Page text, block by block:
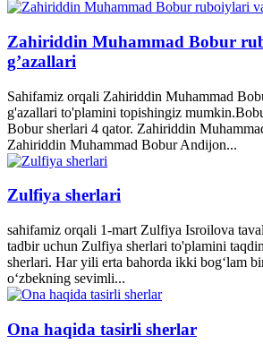
Zahiriddin Muhammad Bobur
g’azallari
Sahifamiz orqali Zahiriddin Muhammad
g'azallari to'plamini topishingiz
Bobur sherlari 4 qator. Zahiriddin
Zahiriddin Muhammad Bobur Andijon...
Zulfiya sherlari
sahifamiz orqali 1-mart Zulfiya Isroilova
tadbir uchun Zulfiya sherlari to'plamini
sherlari. Har yili erta bahorda ikki bogʻlam
oʻzbekning sevimli...
Ona haqida tasirli sherlar